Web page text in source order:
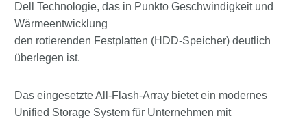
Dell Technologie, das in Punkto Geschwindigkeit und
Wärmeentwicklung
den rotierenden Festplatten (HDD-Speicher) deutlich
überlegen ist.
Das eingesetzte All-Flash-Array bietet ein modernes
Unified Storage System für Unternehmen mit